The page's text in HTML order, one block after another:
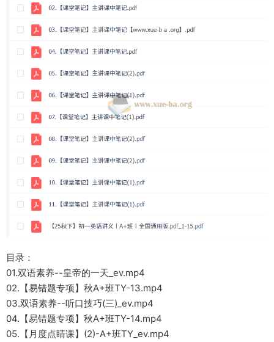
目录：
01.双语素养--皇帝的一天_ev.mp4
02.【易错题专项】秋A+班TY-13.mp4
03.双语素养--听口技巧(三)_ev.mp4
04.【易错题专项】秋A+班TY-14.mp4
05.【月度点睛课】(2)-A+班TY_ev.mp4